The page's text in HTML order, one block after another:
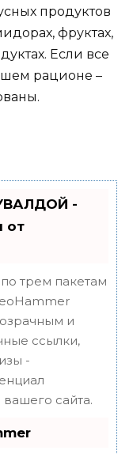
продуктов
фруктах,
Если все
рационе –
-
от
трем пакетам
и
ссылки,
-
сайта.